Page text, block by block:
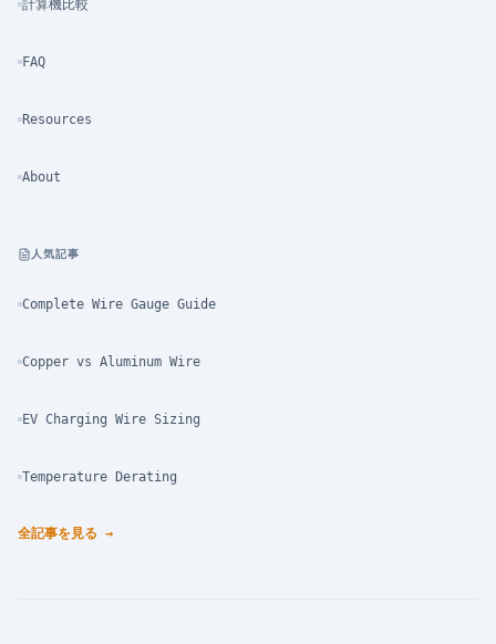
計算機比較
FAQ
Resources
About
人気記事
Complete Wire Gauge Guide
Copper vs Aluminum Wire
EV Charging Wire Sizing
Temperature Derating
全記事を見る →